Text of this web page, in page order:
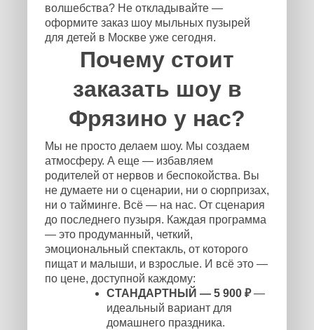
волшебства? Не откладывайте —
оформите заказ шоу мыльных пузырей
для детей в Москве уже сегодня.
Почему стоит
заказать шоу в
Фрязино у нас?
Мы не просто делаем шоу. Мы создаем
атмосферу. А еще — избавляем
родителей от нервов и беспокойства. Вы
не думаете ни о сценарии, ни о сюрпризах,
ни о тайминге. Всё — на нас. От сценария
до последнего пузыря. Каждая программа
— это продуманный, четкий,
эмоциональный спектакль, от которого
пищат и малыши, и взрослые. И всё это —
по цене, доступной каждому:
СТАНДАРТНЫЙ — 5 900 ₽—
идеальный вариант для
домашнего праздника.